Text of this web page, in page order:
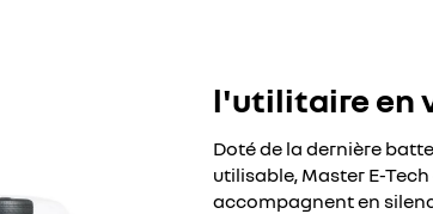
l'utilitaire en
Doté de la dernière
utilisable, Master E-
accompagnent en